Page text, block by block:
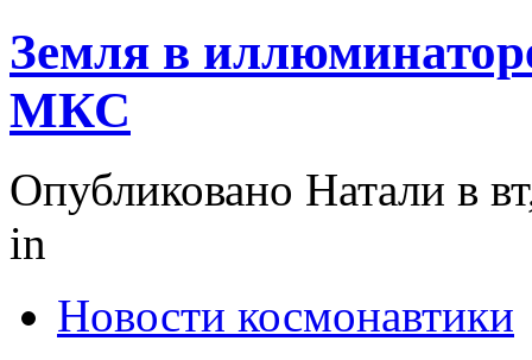
Земля в
МКС
Опубликовано Натали в
in
Новости космонавтики